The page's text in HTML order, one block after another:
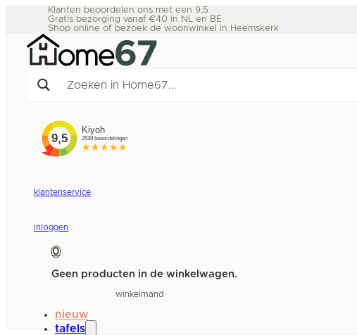
Klanten beoordelen ons met een 9,5
Gratis bezorging vanaf €40 in NL en BE
Shop online of bezoek de woonwinkel in Heemskerk
klantenservice
inloggen
0
Geen producten in de winkelwagen.
winkelmand
nieuw
tafels